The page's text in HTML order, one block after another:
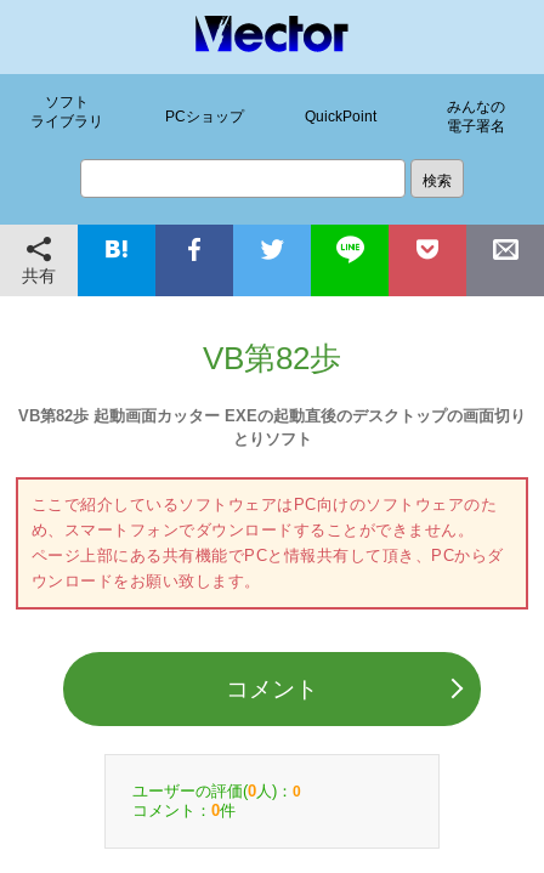
ソフト
ライブラリ
PCショップ QuickPoint
みんなの
電子署名
共有
VB第82歩
VB第82歩 起動画面カッター EXEの起動直後のデスクトップの画面切り
とりソフト
ここで紹介しているソフトウェアはPC向けのソフトウェアのた
め、スマートフォンでダウンロードすることができません。
ページ上部にある共有機能でPCと情報共有して頂き、PCからダ
ウンロードをお願い致します。
コメント
ユーザーの評価(0 人)： 0
コメント： 0件